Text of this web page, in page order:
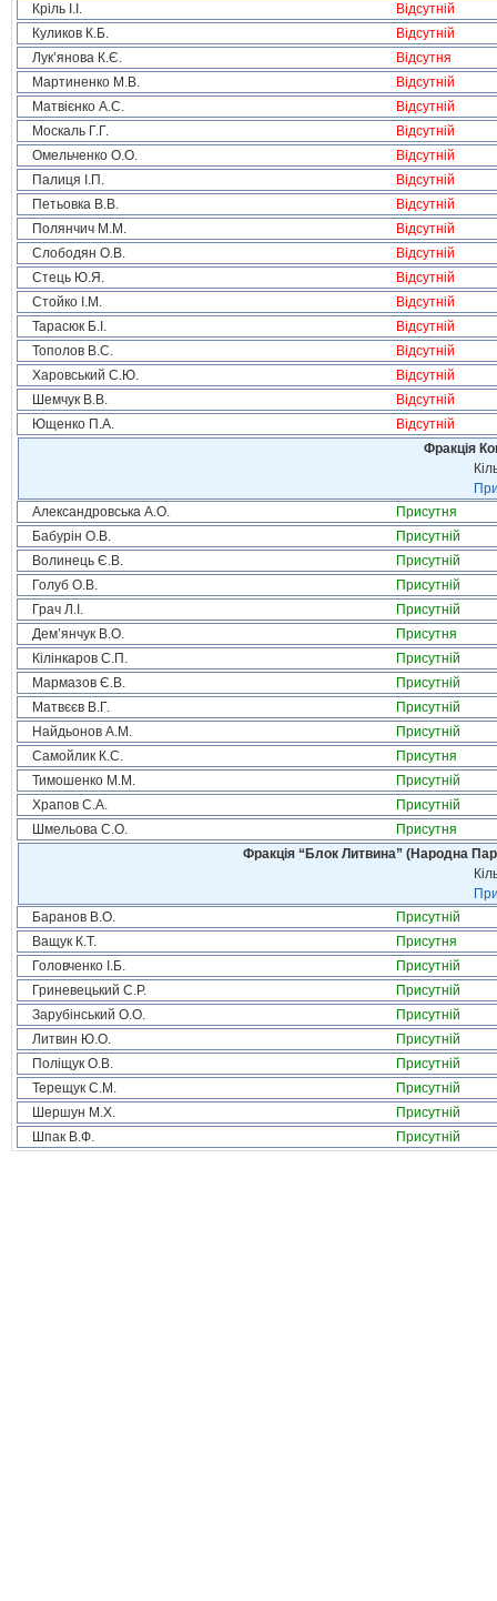
Кріль І.І.
Відсутній
Куликов К.Б.
Відсутній
Лук’янова К.Є.
Відсутня
Мартиненко М.В.
Відсутній
Матвієнко А.С.
Відсутній
Москаль Г.Г.
Відсутній
Омельченко О.О.
Відсутній
Палиця І.П.
Відсутній
Петьовка В.В.
Відсутній
Полянчич М.М.
Відсутній
Слободян О.В.
Відсутній
Стець Ю.Я.
Відсутній
Стойко І.М.
Відсутній
Тарасюк Б.І.
Відсутній
Тополов В.С.
Відсутній
Харовський С.Ю.
Відсутній
Шемчук В.В.
Відсутній
Ющенко П.А.
Відсутній
Фракція
Александровська А.О.
Присутня
Бабурін О.В.
Присутній
Волинець Є.В.
Присутній
Голуб О.В.
Присутній
Грач Л.І.
Присутній
Дем’янчук В.О.
Присутня
Кілінкаров С.П.
Присутній
Мармазов Є.В.
Присутній
Матвєєв В.Г.
Присутній
Найдьонов А.М.
Присутній
Самойлик К.С.
Присутня
Тимошенко М.М.
Присутній
Храпов С.А.
Присутній
Шмельова С.О.
Присутня
Фракція “Блок Литвина” (Народна
Баранов В.О.
Присутній
Ващук К.Т.
Присутня
Головченко І.Б.
Присутній
Гриневецький С.Р.
Присутній
Зарубінський О.О.
Присутній
Литвин Ю.О.
Присутній
Поліщук О.В.
Присутній
Терещук С.М.
Присутній
Шершун М.Х.
Присутній
Шпак В.Ф.
Присутній